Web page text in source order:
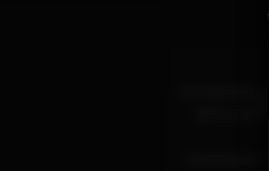
[PT] A Boîte
[EN] In a
Moët & Chandon